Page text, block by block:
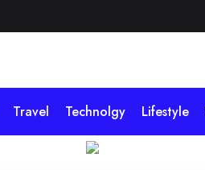
Travel Technolgy Lifestyle